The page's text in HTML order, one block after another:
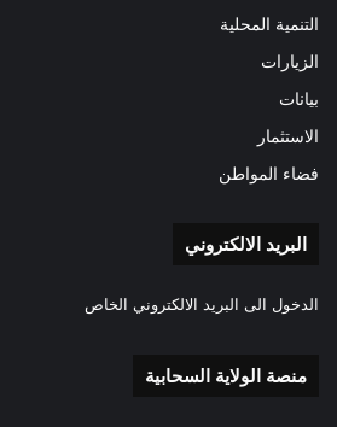
التنمية المحلية
الزيارات
بيانات
الاستثمار
فضاء المواطن
البريد الالكتروني
الدخول الى البريد الالكتروني الخاص
منصة الولاية السحابية